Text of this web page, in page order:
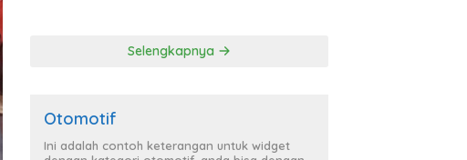
Selengkapnya
Otomotif
Ini adalah contoh keterangan untuk widget